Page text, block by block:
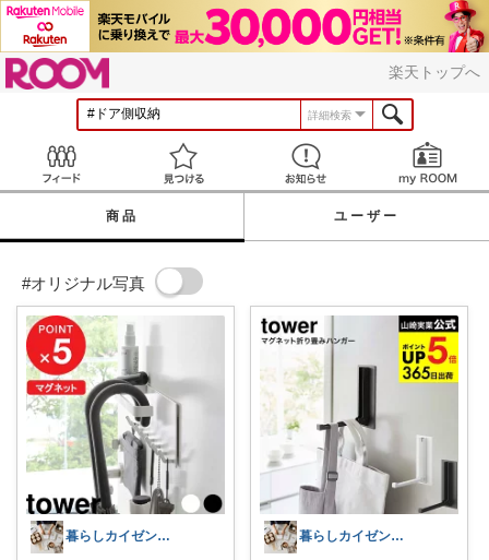
楽天トップへ
詳細検索
見つける お知らせ
商品 ユーザー
#オリジナル写真
暮らしカイゼンパパ｜家事と片付けをラクに 暮らしカイゼンパパ｜家事と片付けをラクに